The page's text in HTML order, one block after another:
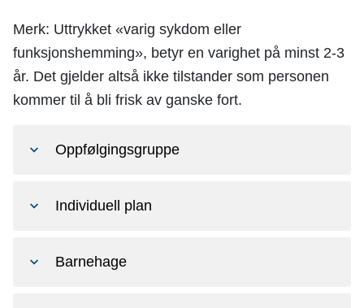
Merk: Uttrykket «varig sykdom eller
funksjonshemming», betyr en varighet på minst 2-3
år. Det gjelder altså ikke tilstander som personen
kommer til å bli frisk av ganske fort.
Oppfølgingsgruppe
Individuell plan
Barnehage